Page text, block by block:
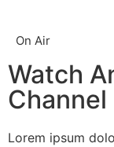
On Air
Watch
Channel
Lorem ipsum